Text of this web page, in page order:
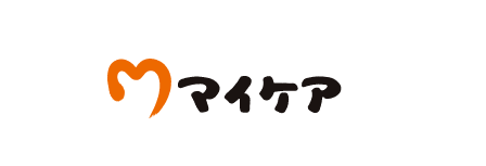
（通信機器等）
第８条 利用者は、自己の責任において、本サービスを利